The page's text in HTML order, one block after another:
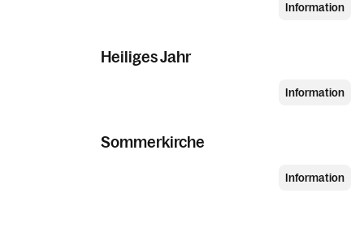
Information
Heiliges Jahr
Information
Sommerkirche
Information